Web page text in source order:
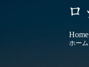
Home
ホーム